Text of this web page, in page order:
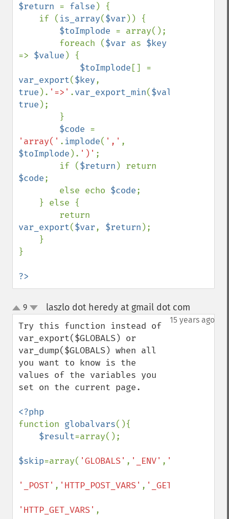
$return = false ) {
    if (
is_array($var )) {
$toImplode = array();
        foreach (
$var as
=> $value ) {
$toImplode
var_export($key
true ). '=>' .var_export_min($value
true );
$code
'array(' . implode( ','
$toImplode ). ')' ;
        if (
$return
$code;
        else echo
$code;
var_export($var, $return );
}
?>
up
down
9 laszlo dot heredy at gmail dot com
15 years ago
Try this function instead of
var_export($GLOBALS) or
var_dump($GLOBALS) when all
you want to know is the
values of the variables you
set on the current page.
function globalvars(){
$result=array();
$skip=array( 'GLOBALS' , '_ENV' ,
'_POST' , 'HTTP_POST_VARS' , '_GET'
'HTTP_GET_VARS' ,